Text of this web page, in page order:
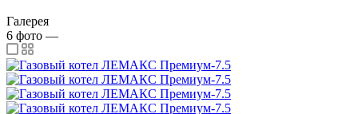
Галерея
6 фото —